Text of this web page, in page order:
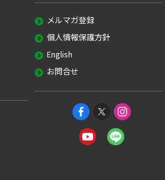
メルマガ登録
個人情報保護方針
English
お問合せ